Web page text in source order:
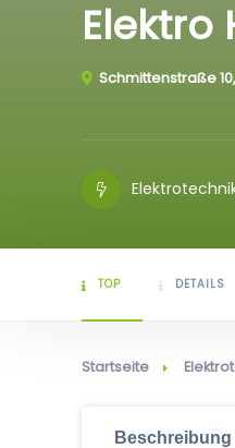
Elektro
Schmittenstraße
TOP DETAILS
Startseite
Beschreibung